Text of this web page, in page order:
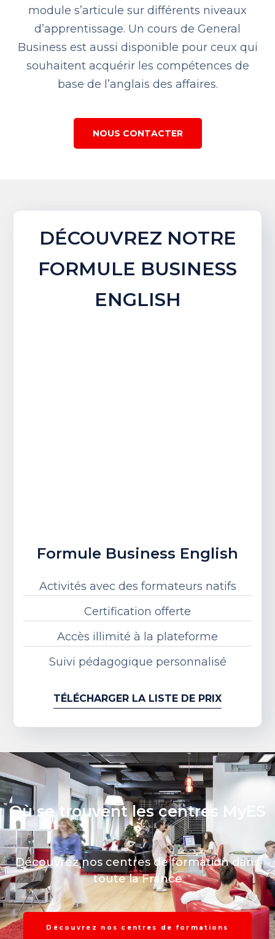
module s’articule sur différents niveaux
d’apprentissage. Un cours de General
Business est aussi disponible pour ceux qui
souhaitent acquérir les compétences de
base de l’anglais des affaires.
NOUS CONTACTER
DÉCOUVREZ NOTRE
FORMULE BUSINESS
ENGLISH
Formule Business English
Activités avec des formateurs natifs
Certification offerte
Accès illimité à la plateforme
Suivi pédagogique personnalisé
TÉLÉCHARGER LA LISTE DE PRIX
Où se trouvent les centres MyES
?
Découvrez nos centres de formation dans
toute la France
Découvrez nos centres de formations